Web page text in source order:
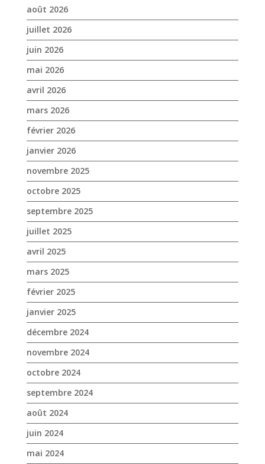
mars 2026
février 2026
janvier 2026
novembre 2025
octobre 2025
septembre 2025
juillet 2025
avril 2025
mars 2025
février 2025
janvier 2025
décembre 2024
novembre 2024
octobre 2024
septembre 2024
août 2024
juin 2024
mai 2024
avril 2024
mars 2024
février 2024
janvier 2024
décembre 2023